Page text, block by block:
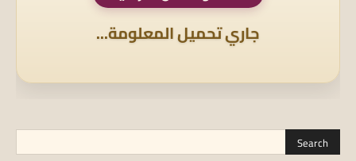
جاري تحميل المعلومة...